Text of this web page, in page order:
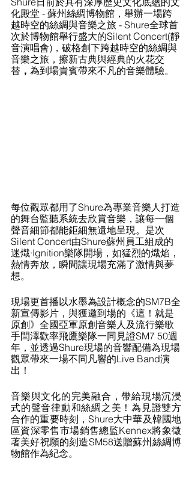
化殿堂 - 蘇州絲綢博物館，舉辦一場跨
越時空的絲綢與音樂之旅 - Shure全球首
次於博物館舉行盛大的Silent Concert(靜
音演唱會)，破格創下跨越時空的絲綢與
音樂之旅，擦新古典與經典的火花交
替 ， 為到場貴賓帶來不凡的音樂體驗。
每位觀眾都用了Shure為專業音樂人打造
的舞台監聽系統去欣賞音樂，讓每一個
聲音細節都能鉅細無遺地呈現。是次
Silent Concert由Shure蘇州員工組成的
迷熾∙Ignition樂隊開場，如猛烈的熾焰，
熱情奔放，瞬間讓現場充滿了激情與夢
想。
現場更首播以水墨為設計概念的SM7B全
新宣傳影片，與獲邀到場的《這！就是
原創》全國亞軍原創音樂人及流行樂歌
手閆澤歡率飛鷹樂隊一同見證SM7 50週
年，並透過Shure現場的音響配備為現場
觀眾帶來一場不同凡響的Live Band演
出！
音樂與文化的完美融合，帶給現場沉浸
式的聲音律動和絲綢之美！為見證雙方
合作的重要時刻，Shure大中華及韓國地
區資深零售市場銷售總監Kennex將象徵
著美好祝願的刻造SM58送贈蘇州絲綢博
物館作為紀念。